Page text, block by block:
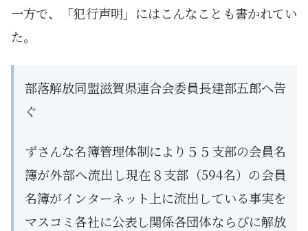
一方で、「犯行声明」にはこんなことも書かれてい
た。
部落解放同盟滋賀県連合会委員長建部五郎へ告
ぐ
ずさんな名簿管理体制により５５支部の会員名
簿が外部へ流出し現在８支部（594名）の会員
名簿がインターネット上に流出している事実を
マスコミ各社に公表し関係各団体ならびに解放